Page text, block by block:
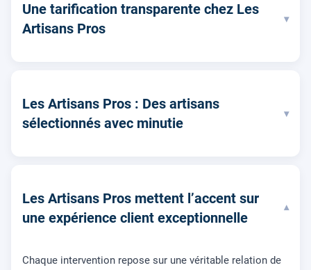
Une tarification transparente chez Les
Artisans Pros
▾
Les Artisans Pros : Des artisans
sélectionnés avec minutie
▾
Les Artisans Pros mettent l’accent sur
une expérience client exceptionnelle
▾
Chaque intervention repose sur une véritable relation de